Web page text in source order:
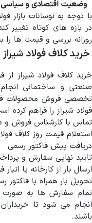
وضعیت اقتصادی و
با توجه به نوسانات بازار
در بازه های کوتاه تغییر
روزانه بررسی و قیمت ها را
خرید کلاف فولاد شیراز
خرید کلاف فولاد شیراز از
صنعتی و ساختمانی
تخصصی فروش محصولات
فولاد شیراز را فراهم
تماس با کارشناس فروش و
استعلام قیمت روز کلاف
دریافت پیش فاکتور رسمی
تایید نهایی سفارش و
ارسال بار از کارخانه یا انبار
تحویل بار همراه با
تمام سفارش ها به صورت
انجام می شود تا
باشند.